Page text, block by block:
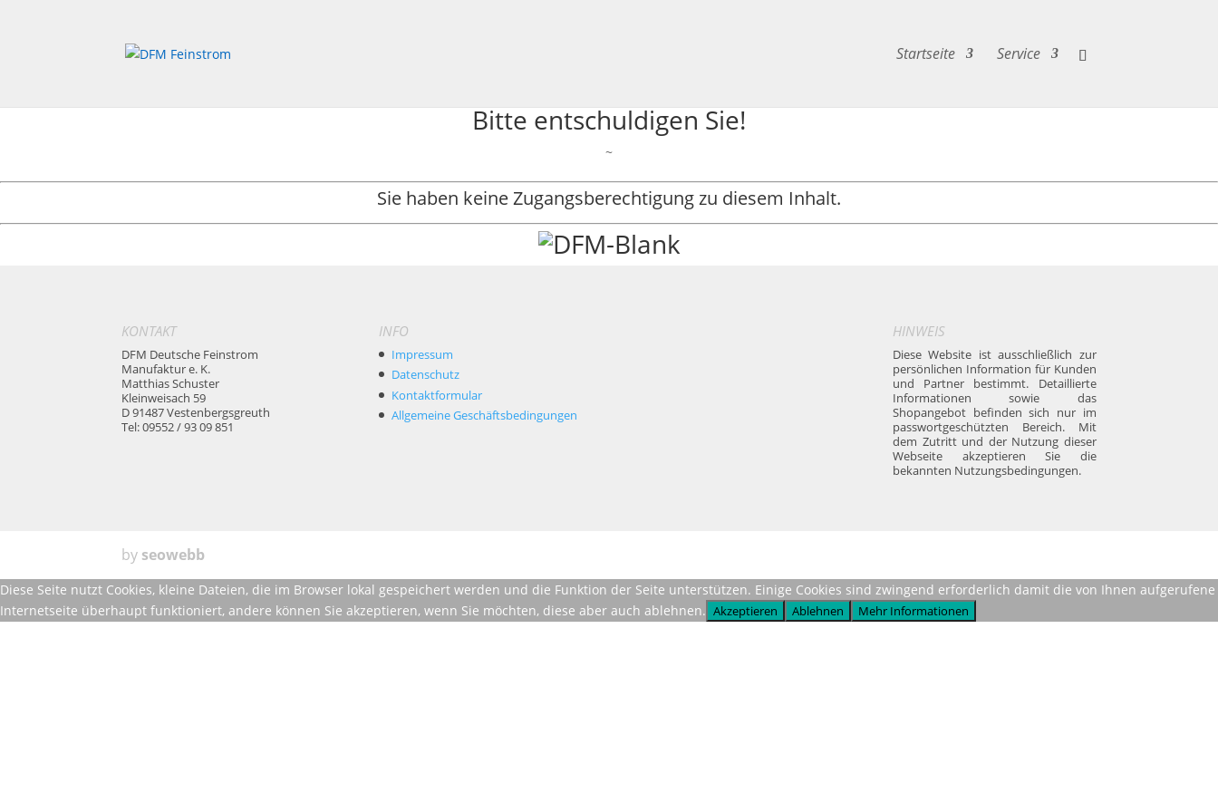
Startseite Service
Bitte entschuldigen Sie!
~
Sie haben keine Zugangsberechtigung zu diesem Inhalt.
KONTAKT
DFM Deutsche Feinstrom
Manufaktur e. K.
Matthias Schuster
Kleinweisach 59
D 91487 Vestenbergsgreuth
Tel: 09552 / 93 09 851
INFO
Impressum
Datenschutz
Kontaktformular
Allgemeine Geschäftsbedingungen
HINWEIS
Diese Website ist ausschließlich zur
persönlichen Information für Kunden
und Partner bestimmt. Detaillierte
Informationen sowie das
Shopangebot befinden sich nur im
passwortgeschützten Bereich. Mit
dem Zutritt und der Nutzung dieser
Webseite akzeptieren Sie die
bekannten Nutzungsbedingungen.
by seowebb
Diese Seite nutzt Cookies, kleine Dateien, die im Browser lokal gespeichert werden und die Funktion der Seite unterstützen. Einige Cookies sind zwingend erforderlich damit die von Ihnen aufgerufene
Internetseite überhaupt funktioniert, andere können Sie akzeptieren, wenn Sie möchten, diese aber auch ablehnen. Akzeptieren Ablehnen Mehr Informationen